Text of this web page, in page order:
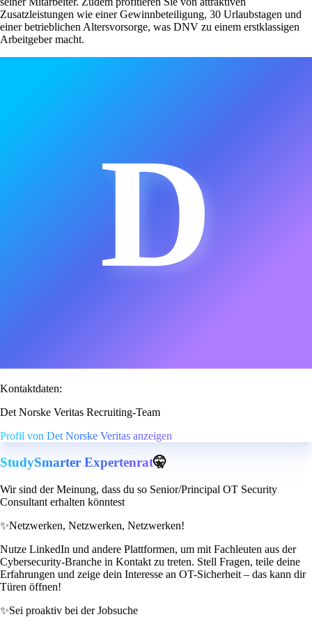
Zusatzleistungen wie einer Gewinnbeteiligung, 30 Urlaubstagen und
einer betrieblichen Altersvorsorge, was DNV zu einem erstklassigen
Arbeitgeber macht.
D
Kontaktdaten:
Det Norske Veritas Recruiting-Team
Profil von Det Norske Veritas anzeigen
StudySmarter Expertenrat🤫
Wir sind der Meinung, dass du so Senior/Principal OT Security
Consultant erhalten könntest
✨Netzwerken, Netzwerken, Netzwerken!
Nutze LinkedIn und andere Plattformen, um mit Fachleuten aus der
Cybersecurity-Branche in Kontakt zu treten. Stell Fragen, teile deine
Erfahrungen und zeige dein Interesse an OT-Sicherheit – das kann dir
Türen öffnen!
✨Sei proaktiv bei der Jobsuche